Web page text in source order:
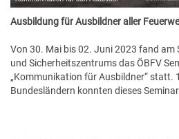
Ausbildung für Ausbildner aller
Von 30. Mai bis 02. Juni 2023 fand am
und Sicherheitszentrums das ÖBFV
„Kommunikation für Ausbildner“ statt.
Bundesländern konnten dieses